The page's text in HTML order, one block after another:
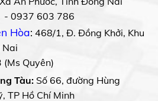
- 0937 603 786
Hòa: 468/1, Đ. Đồng Khởi, Khu
Nai
Quyên)
Tàu: Số 66, đường Hùng
TP Hồ Chí Minh